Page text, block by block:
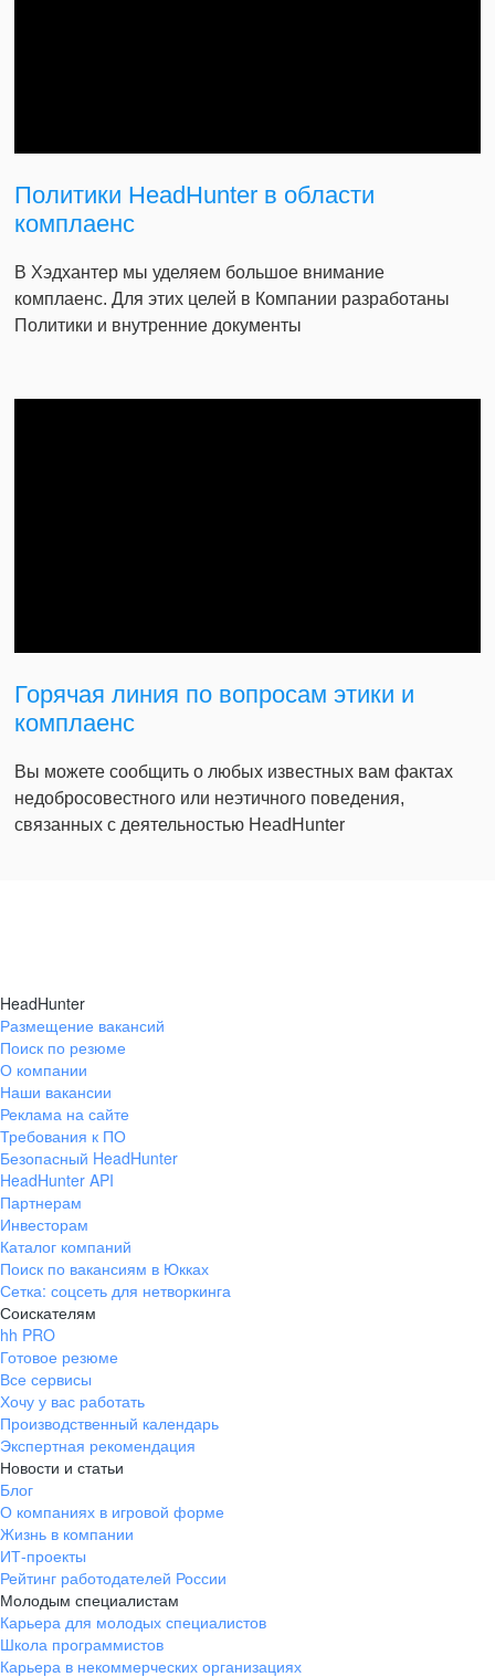
Политики HeadHunter в области
комплаенс
В Хэдхантер мы уделяем большое внимание
комплаенс. Для этих целей в Компании разработаны
Политики и внутренние документы
Горячая линия по вопросам этики и
комплаенс
Вы можете сообщить о любых известных вам фактах
недобросовестного или неэтичного поведения,
связанных с деятельностью HeadHunter
HeadHunter
Размещение вакансий
Поиск по резюме
О компании
Наши вакансии
Реклама на сайте
Требования к ПО
Безопасный HeadHunter
HeadHunter API
Партнерам
Инвесторам
Каталог компаний
Поиск по вакансиям в Юкках
Сетка: соцсеть для нетворкинга
Соискателям
hh PRO
Готовое резюме
Все сервисы
Хочу у вас работать
Производственный календарь
Экспертная рекомендация
Новости и статьи
Блог
О компаниях в игровой форме
Жизнь в компании
ИТ-проекты
Рейтинг работодателей России
Молодым специалистам
Карьера для молодых специалистов
Школа программистов
Карьера в некоммерческих организациях